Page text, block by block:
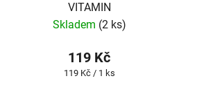
VITAMIN
Skladem (2 ks)
119 Kč
Měrná
119 Kč / 1 ks